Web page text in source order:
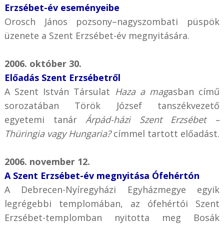
Erzsébet-év eseményeibe
Orosch János pozsony–nagyszombati püspök
üzenete a Szent Erzsébet-év megnyitására.
2006. október 30.
Előadás Szent Erzsébetről
A Szent István Társulat Haza a magasban című
sorozatában Török József tanszékvezető
egyetemi tanárÁrpád-házi Szent Erzsébet –
Thüringia vagy Hungaria?címmel tartott előadást.
2006. november 12.
A Szent Erzsébet-év megnyitása Ófehértón
A Debrecen-Nyíregyházi Egyházmegye egyik
legrégebbi templomában, az ófehértói Szent
Erzsébet-templomban nyitotta meg Bosák